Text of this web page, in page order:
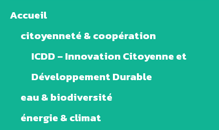
Accueil
citoyenneté & coopération
ICDD – Innovation Citoyenne et
Développement Durable
eau & biodiversité
énergie & climat